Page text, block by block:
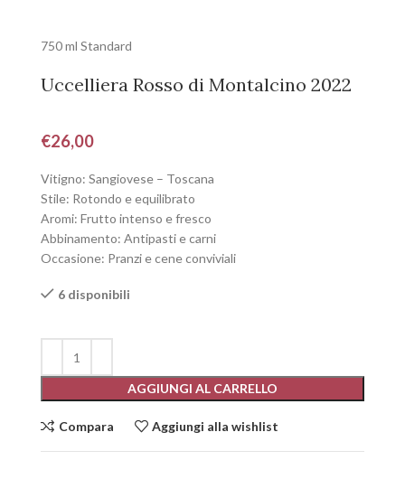
750 ml Standard
Uccelliera Rosso di Montalcino 2022
€26,00
Vitigno: Sangiovese – Toscana
Stile: Rotondo e equilibrato
Aromi: Frutto intenso e fresco
Abbinamento: Antipasti e carni
Occasione: Pranzi e cene conviviali
6 disponibili
AGGIUNGI AL CARRELLO
Compara Aggiungi alla wishlist